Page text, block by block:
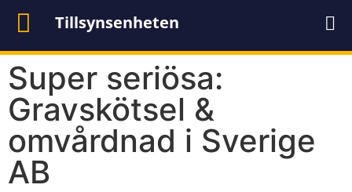
Tillsynsenheten
Super seriösa:
Gravskötsel &
omvårdnad i Sverige
AB